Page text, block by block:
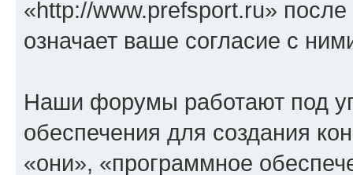
«http://www.prefsport.ru»
означает ваше согласие с
Наши форумы работают под
обеспечения для создания
«они», «программное